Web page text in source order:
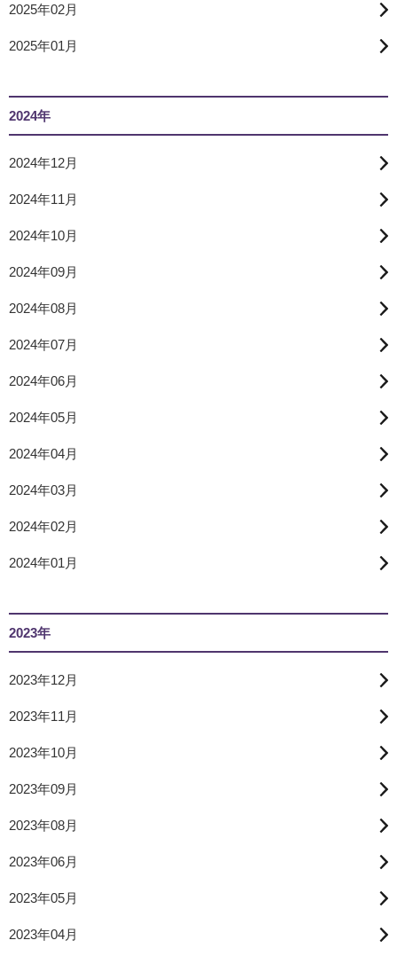
2025年02月
2025年01月
2024年
2024年12月
2024年11月
2024年10月
2024年09月
2024年08月
2024年07月
2024年06月
2024年05月
2024年04月
2024年03月
2024年02月
2024年01月
2023年
2023年12月
2023年11月
2023年10月
2023年09月
2023年08月
2023年06月
2023年05月
2023年04月